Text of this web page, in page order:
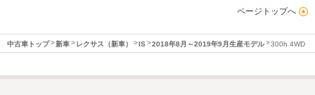
ページトップへ
中古車トップ 新車 レクサス（新車） IS 2018年8月～2019年9月生産モデル 300h 4WD